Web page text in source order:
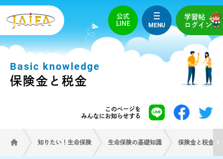
公式
LINE
MENU
学習帖
ログイン
Basic knowledge
保険金と税金
このページを
みんなにお知らせする
知りたい！生命保険 生命保険の基礎知識 保険金と税金